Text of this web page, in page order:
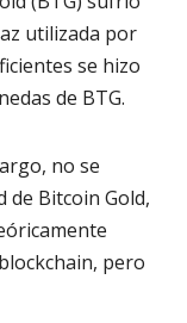
utilizada por
se hizo
de BTG.
no se
de Bitcoin Gold,
pero